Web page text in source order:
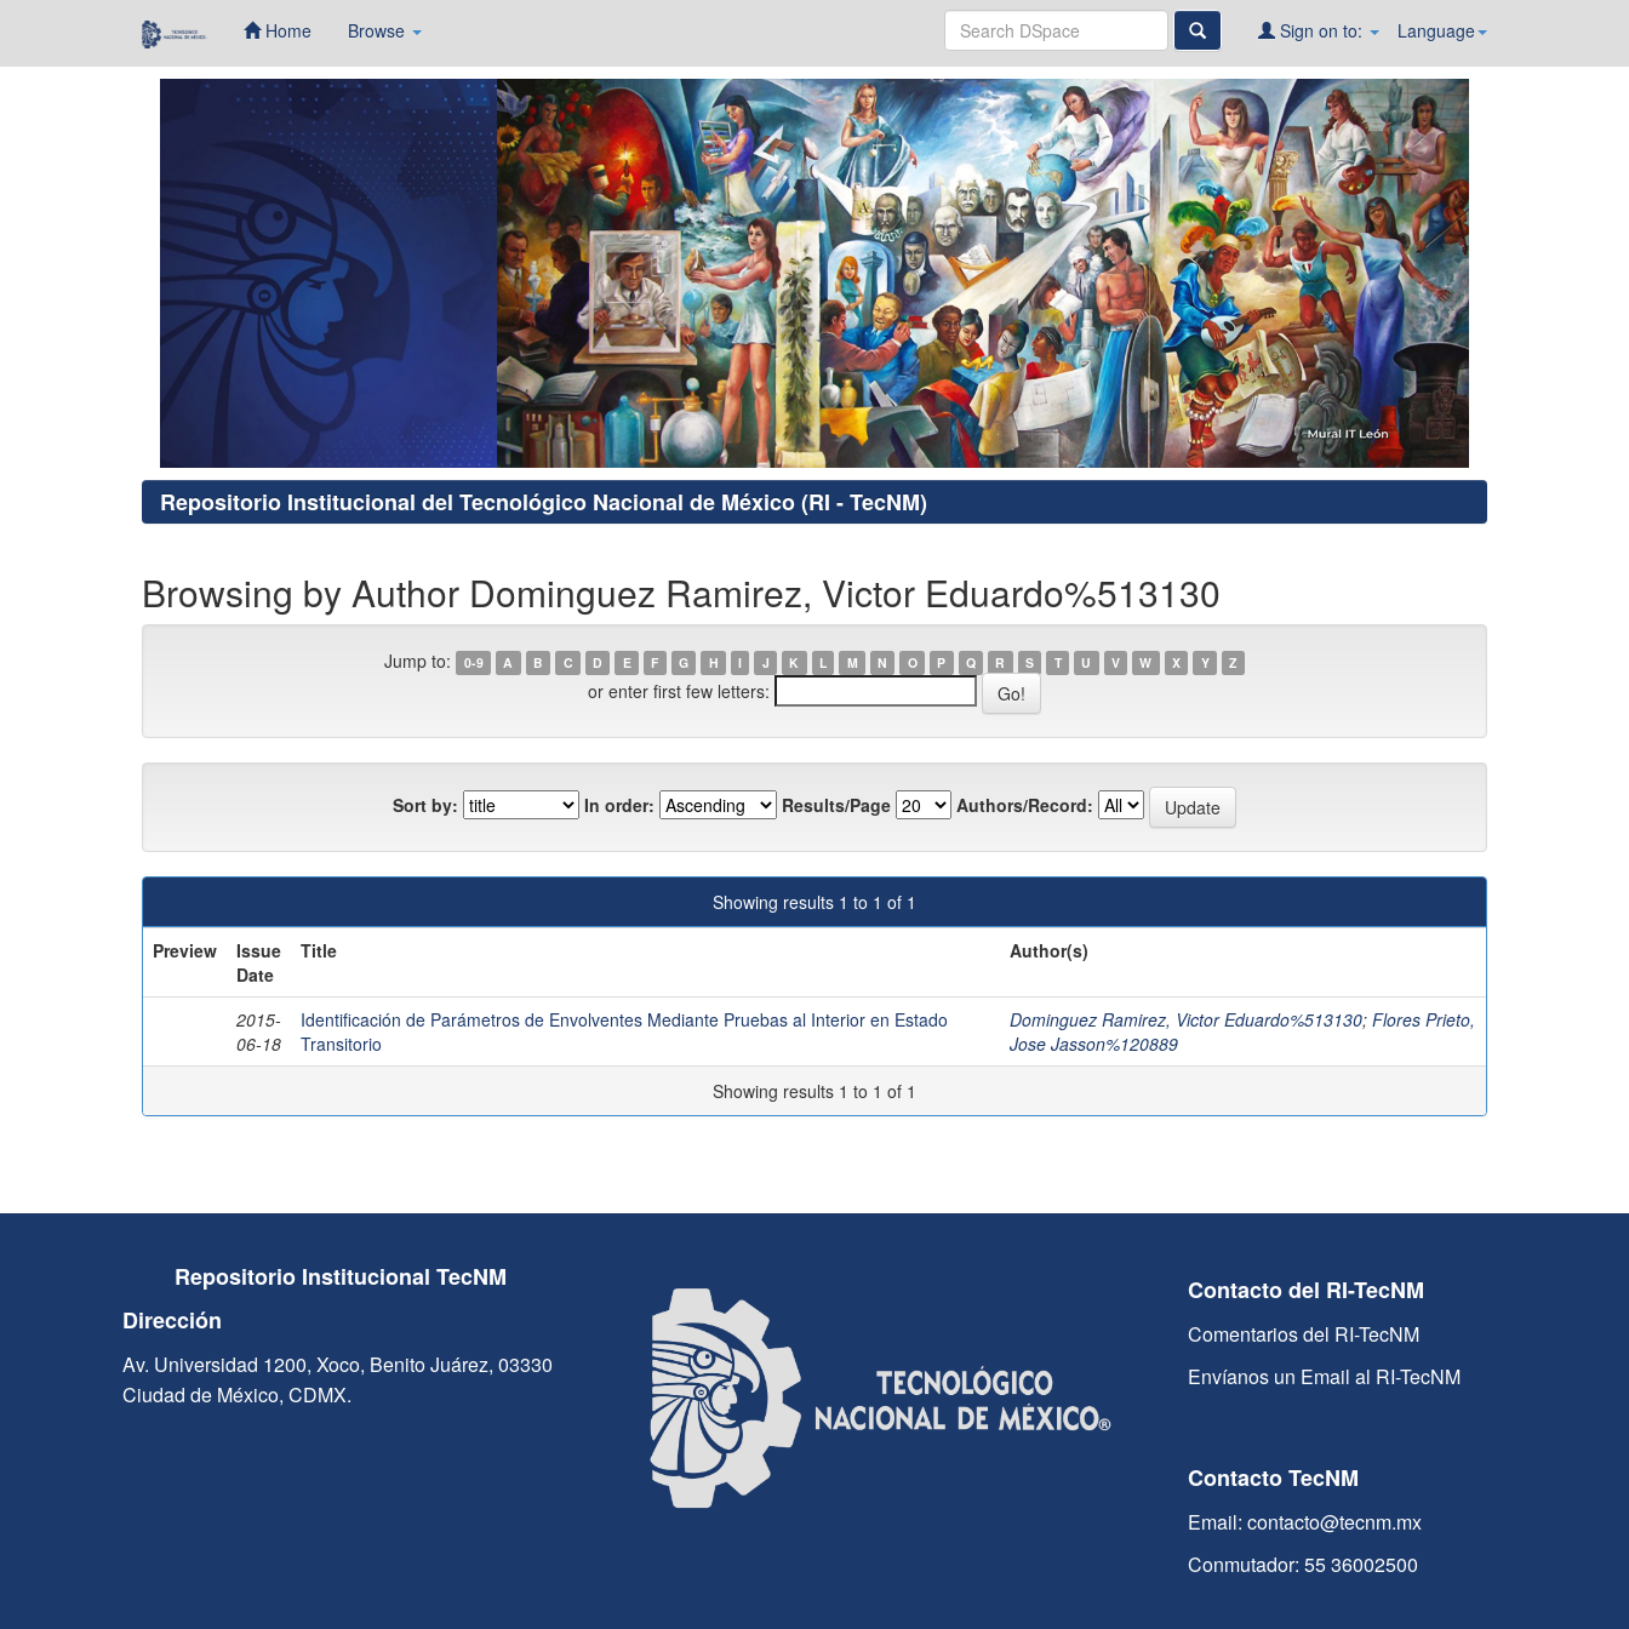
Home Browse Language
Sign on to:
Repositorio Institucional del Tecnológico Nacional de México (RI - TecNM)
Browsing by Author Dominguez Ramirez, Victor Eduardo%513130
Jump to: 0-9 A B C D E F G H I J K L M N O P Q R S T U V W X Y Z
or enter first few letters:
Sort by: In order: Results/Page Authors/Record:
Showing results 1 to 1 of 1
Preview
Issue
Date
Title Author(s)
2015-
06-18
Identificación de Parámetros de Envolventes Mediante Pruebas al Interior en Estado
Transitorio
Dominguez Ramirez, Victor Eduardo%513130; Flores Prieto,
Jose Jasson%120889
Showing results 1 to 1 of 1
Repositorio Institucional TecNM
Dirección
Av. Universidad 1200, Xoco, Benito Juárez, 03330
Ciudad de México, CDMX.
Contacto del RI-TecNM
Comentarios del RI-TecNM
Envíanos un Email al RI-TecNM
Contacto TecNM
Email: contacto@tecnm.mx
Conmutador: 55 36002500